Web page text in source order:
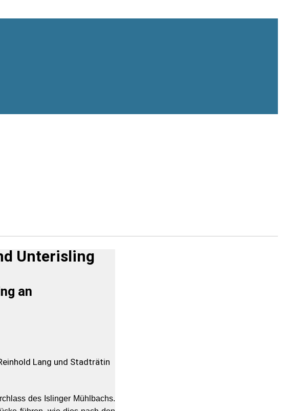
Unterisling
an
Lang und Stadträtin
des Islinger Mühlbachs.